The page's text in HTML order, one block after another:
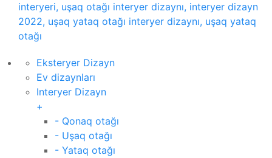
interyeri, uşaq otağı interyer dizaynı, interyer dizayn
2022, uşaq yataq otağı interyer dizaynı, uşaq yataq
otağı
Eksteryer Dizayn
Ev dizaynları
Interyer Dizayn
+
- Qonaq otağı
- Uşaq otağı
- Yataq otağı